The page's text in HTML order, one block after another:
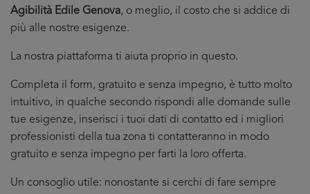
Agibilità Edile Genova, o meglio, il costo che si addice di
più alle nostre esigenze.
La nostra piattaforma ti aiuta proprio in questo.
Completa il form, gratuito e senza impegno, è tutto molto
intuitivo, in qualche secondo rispondi alle domande sulle
tue esigenze, inserisci i tuoi dati di contatto ed i migliori
professionisti della tua zona ti contatteranno in modo
gratuito e senza impegno per farti la loro offerta.
Un consoglio utile: nonostante si cerchi di fare sempre